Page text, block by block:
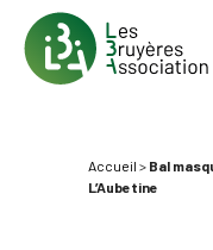
Accueil > Bal
L’Aubetine